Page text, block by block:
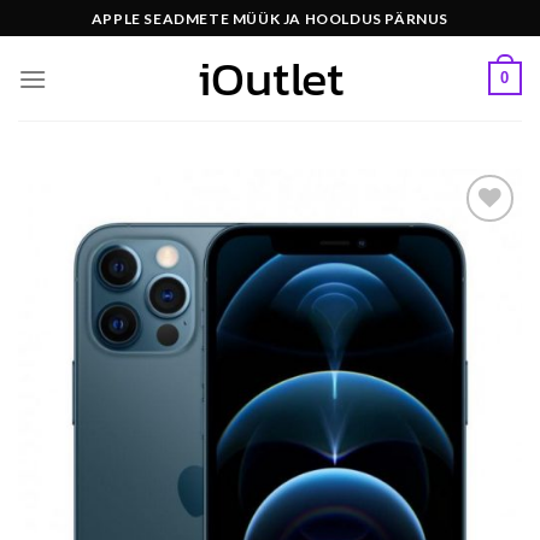
to
content
APPLE SEADMETE MÜÜK JA HOOLDUS PÄRNUS
0